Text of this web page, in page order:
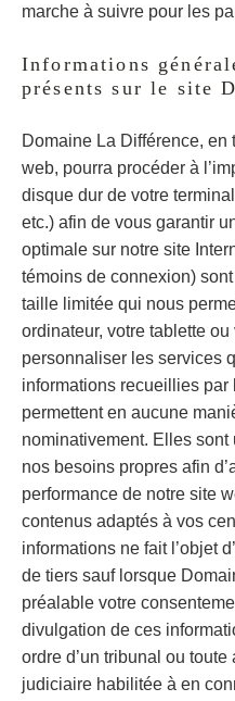
marche à suivre pour les
Informations
présents sur le site
Domaine La Différence, en
web, pourra procéder à
disque dur de votre
etc.) afin de vous garantir
optimale sur notre site
témoins de connexion)
taille limitée qui nous
ordinateur, votre tablette
personnaliser les services
informations recueillies
permettent en aucune
nominativement. Elles
nos besoins propres afin
performance de notre site
contenus adaptés à vos
informations ne fait l’objet
de tiers sauf lorsque
préalable votre
divulgation de ces
ordre d’un tribunal ou
judiciaire habilitée à en